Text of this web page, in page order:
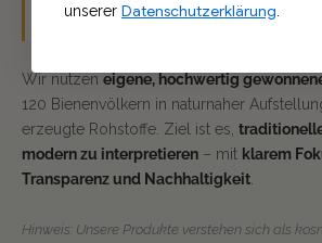
Qualität und Verantwortung, nicht von
Wir nutzen eigene, hochwertig
120 Bienenvölkern in naturnaher
erzeugte Rohstoffe. Ziel ist es,
modern zu interpretieren – mit klarem
Transparenz und Nachhaltigkeit
Hinweis: Unsere Produkte verstehen sich als
unserer Datenschutzerklärung